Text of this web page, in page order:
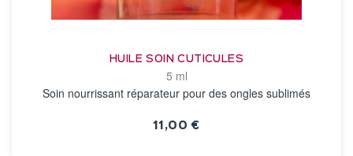
HUILE SOIN CUTICULES
5 ml
Soin nourrissant réparateur pour des ongles sublimés
11,00 €